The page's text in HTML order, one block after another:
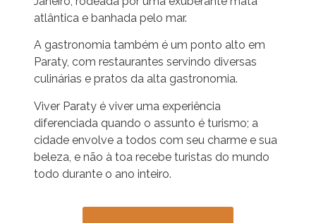
atlântica e banhada pelo mar.
A gastronomia também é um ponto alto em
Paraty, com restaurantes servindo diversas
culinárias e pratos da alta gastronomia.
Viver Paraty é viver uma experiência
diferenciada quando o assunto é turismo; a
cidade envolve a todos com seu charme e sua
beleza, e não à toa recebe turistas do mundo
todo durante o ano inteiro.